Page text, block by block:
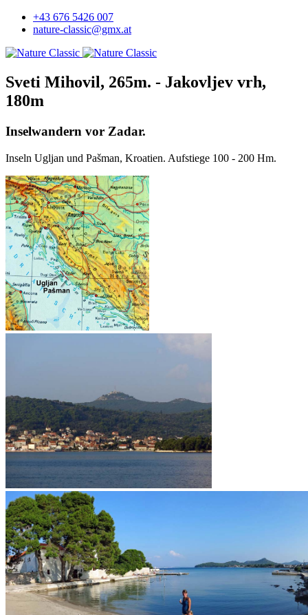
+43 676 5426 007
nature-classic@gmx.at
Sveti Mihovil, 265m. - Jakovljev vrh,
180m
Inselwandern vor Zadar.
Inseln Ugljan und Pašman, Kroatien. Aufstiege 100 - 200 Hm.